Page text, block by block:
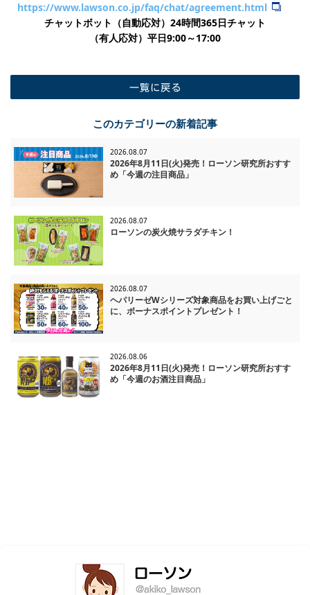
https://www.lawson.co.jp/faq/chat/agreement.html
チャットボット（自動応対）24時間365日チャット
​（有人応対）平日9:00～17:00
このカテゴリーの新着記事
2026.08.07
2026年8月11日(火)発売！ローソン研究所おすす
め「今週の注目商品」
2026.08.07
ローソンの炭火焼サラダチキン！
2026.08.07
ヘパリーゼWシリーズ対象商品をお買い上げごと
に、ボーナスポイントプレゼント！
2026.08.06
2026年8月11日(火)発売！ローソン研究所おすす
め「今週のお酒注目商品」